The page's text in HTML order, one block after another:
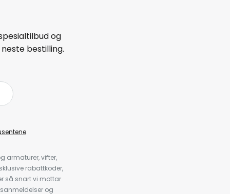
og
bestilling.
.
armaturer, vifter,
rabattkoder,
så snart vi mottar
og